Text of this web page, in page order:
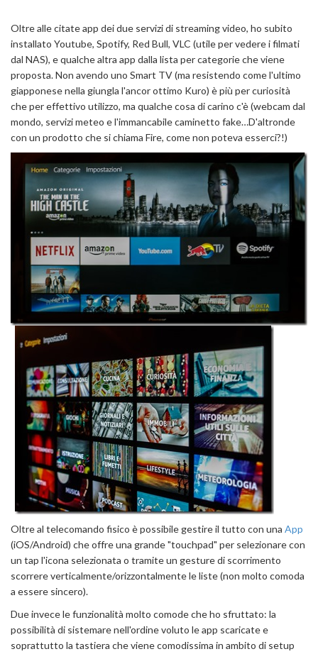
Oltre alle citate app dei due servizi di streaming video, ho subito
installato Youtube, Spotify, Red Bull, VLC (utile per vedere i filmati
dal NAS), e qualche altra app dalla lista per categorie che viene
proposta. Non avendo uno Smart TV (ma resistendo come l'ultimo
giapponese nella giungla l'ancor ottimo Kuro) è più per curiosità
che per effettivo utilizzo, ma qualche cosa di carino c'è (webcam dal
mondo, servizi meteo e l'immancabile caminetto fake…D'altronde
con un prodotto che si chiama Fire, come non poteva esserci?!)
Oltre al telecomando fisico è possibile gestire il tutto con una App
(iOS/Android) che offre una grande "touchpad" per selezionare con
un tap l'icona selezionata o tramite un gesture di scorrimento
scorrere verticalmente/orizzontalmente le liste (non molto comoda
a essere sincero).
Due invece le funzionalità molto comode che ho sfruttato: la
possibilità di sistemare nell'ordine voluto le app scaricate e
soprattutto la tastiera che viene comodissima in ambito di setup